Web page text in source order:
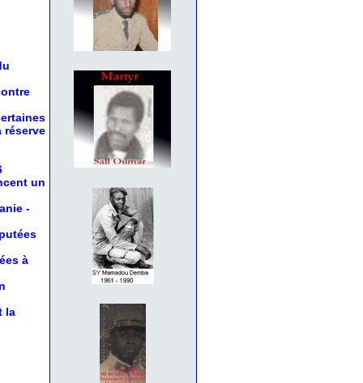
réserve
un
-
à
la